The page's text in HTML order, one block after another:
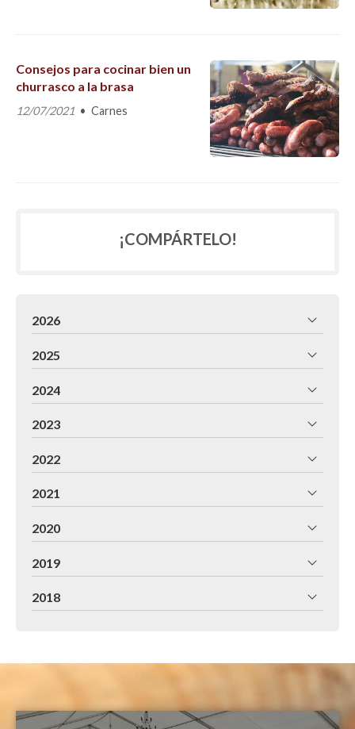
Consejos para cocinar bien un
churrasco a la brasa
12/07/2021 Carnes
¡COMPÁRTELO!
2026
2025
2024
2023
2022
2021
2020
2019
2018